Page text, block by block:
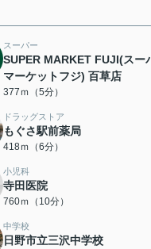
スーパー
SUPER MARKET FUJI(スー
マーケットフジ) 百草店
377ｍ（5分）
ドラッグストア
もぐさ駅前薬局
418ｍ（6分）
小児科
寺田医院
760ｍ（10分）
中学校
日野市立三沢中学校